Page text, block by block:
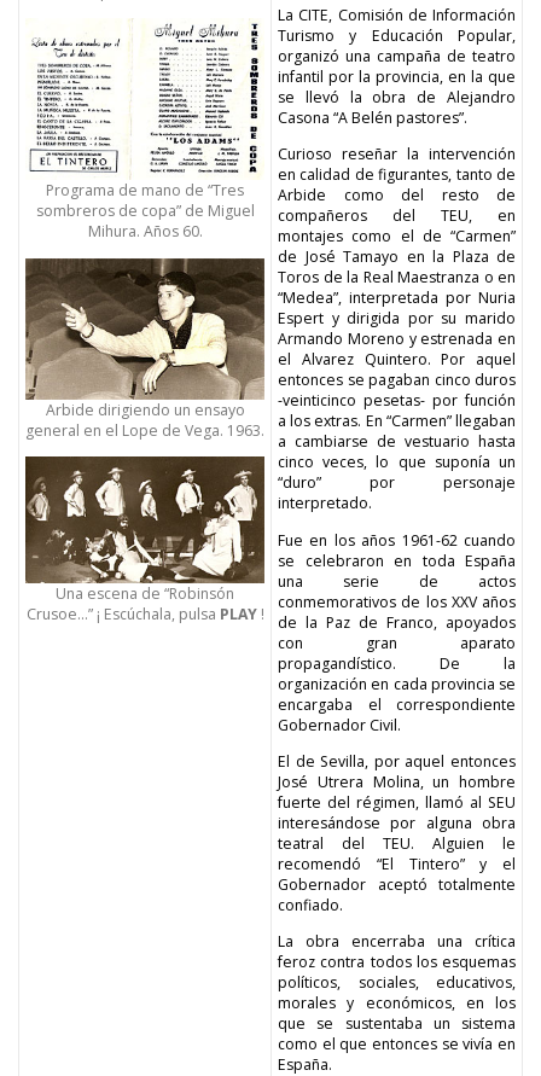
Programa de mano de “Tres
sombreros de copa” de Miguel
Mihura. Años 60.
Arbide dirigiendo un ensayo
general en el Lope de Vega. 1963.
Una escena de “Robinsón
Crusoe…” ¡ Escúchala, pulsa PLAY!
La CITE, Comisión de Información
Turismo y Educación Popular,
organizó una campaña de teatro
infantil por la provincia, en la que
se llevó la obra de Alejandro
Casona “A Belén pastores”.
Curioso reseñar la intervención
en calidad de figurantes, tanto de
Arbide como del resto de
compañeros del TEU, en
montajes como el de “Carmen”
de José Tamayo en la Plaza de
Toros de la Real Maestranza o en
“Medea”, interpretada por Nuria
Espert y dirigida por su marido
Armando Moreno y estrenada en
el Alvarez Quintero. Por aquel
entonces se pagaban cinco duros
-veinticinco pesetas- por función
a los extras. En “Carmen” llegaban
a cambiarse de vestuario hasta
cinco veces, lo que suponía un
“duro” por personaje
interpretado.
Fue en los años 1961-62 cuando
se celebraron en toda España
una serie de actos
conmemorativos de los XXV años
de la Paz de Franco, apoyados
con gran aparato
propagandístico. De la
organización en cada provincia se
encargaba el correspondiente
Gobernador Civil.
El de Sevilla, por aquel entonces
José Utrera Molina, un hombre
fuerte del régimen, llamó al SEU
interesándose por alguna obra
teatral del TEU. Alguien le
recomendó “El Tintero” y el
Gobernador aceptó totalmente
confiado.
La obra encerraba una crítica
feroz contra todos los esquemas
políticos, sociales, educativos,
morales y económicos, en los
que se sustentaba un sistema
como el que entonces se vivía en
España.